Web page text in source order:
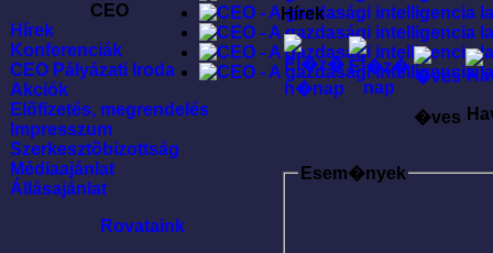
CEO
Hírek
Konferenciák
CEO Pályázati Iroda
Akciók
Elõfizetés, megrendelés
Impresszum
Szerkesztõbizottság
Médiaajánlat
Állásajánlat
Rovataink
Hírek
�ves
Esem�nyek